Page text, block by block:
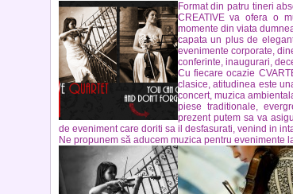
Format din patru tineri
CREATIVE va ofera o
momente din viata
capata un plus de
evenimente corporate,
conferinte, inaugurari,
Cu fiecare ocazie
clasice, atitudinea este
concert, muzica
piese traditionale,
prezent putem sa va
de eveniment care doriti sa il desfasurati, venind in
Ne propunem să aducem muzica pentru evenimente